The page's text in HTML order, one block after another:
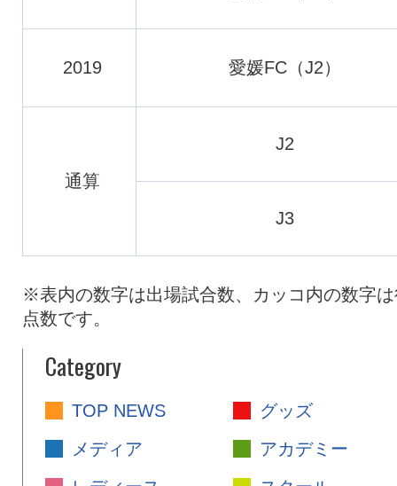
2019 愛媛FC（J2）
通算
J2
J3
※表内の数字は出場試合数、カッコ内の数字
点数です。
Category
TOP NEWS
グッズ
メディア
アカデミー